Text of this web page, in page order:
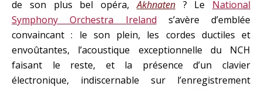
de son plus bel opéra,Akhnaten? Le National
Symphony Orchestra Ireland s’avère d’emblée
convaincant : le son plein, les cordes ductiles et
envoûtantes, l’acoustique exceptionnelle du NCH
faisant le reste, et la présence d’un clavier
électronique, indiscernable sur l’enregistrement